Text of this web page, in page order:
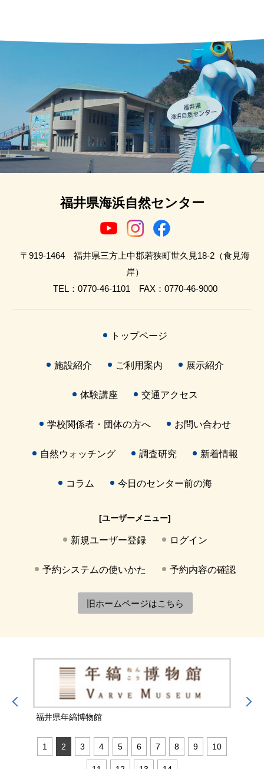
福井県海浜自然センター
〒919-1464 福井県三方上中郡若狭町世久見18-2（食見海
岸）
TEL：0770-46-1101 FAX：0770-46-9000
トップページ
施設紹介 ご利用案内 展示紹介
体験講座 交通アクセス
学校関係者・団体の方へ お問い合わせ
自然ウォッチング 調査研究 新着情報
コラム 今日のセンター前の海
[ユーザーメニュー]
新規ユーザー登録 ログイン
予約システムの使いかた 予約内容の確認
旧ホームページはこちら
福井県年縞博物館
1 2 3 4 5 6 7 8 9 10